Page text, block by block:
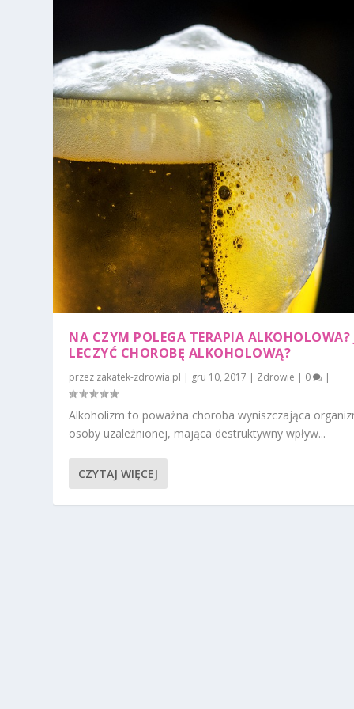
NA CZYM POLEGA TERAPIA ALKOHOLOWA?
LECZYĆ CHOROBĘ ALKOHOLOWĄ?
przez zakatek-zdrowia.pl | gru 10, 2017 | Zdrowie | 0 |
Alkoholizm to poważna choroba wyniszczająca
osoby uzależnionej, mająca destruktywny wpływ...
CZYTAJ WIĘCEJ